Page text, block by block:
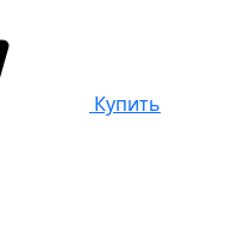
Купить